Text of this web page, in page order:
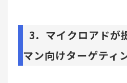
3. マイクロアドが
マン向けターゲティ